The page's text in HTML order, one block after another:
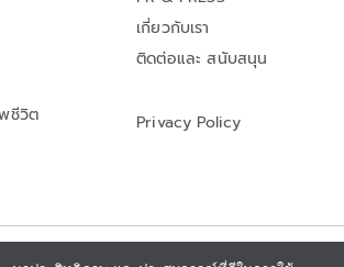
ชีวิต
เกี่ยวกับเรา
ติดต่อและ สนับสนุน
Privacy Policy